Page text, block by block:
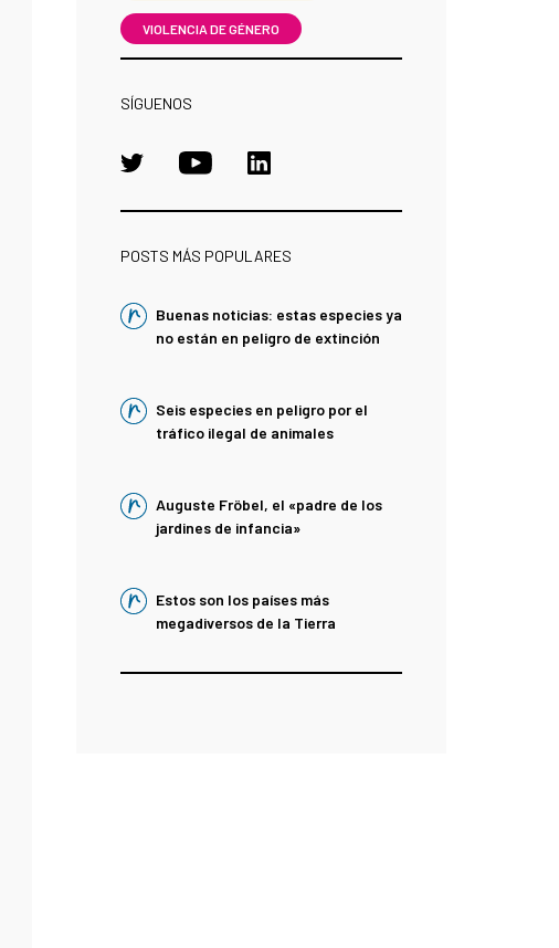
VIOLENCIA DE GÉNERO
SÍGUENOS
POSTS MÁS POPULARES
Buenas noticias: estas especies ya
no están en peligro de extinción
Seis especies en peligro por el
tráfico ilegal de animales
Auguste Fröbel, el «padre de los
jardines de infancia»
Estos son los países más
megadiversos de la Tierra